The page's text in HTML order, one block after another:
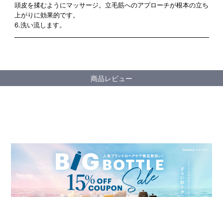
頭皮を揉むようにマッサージ。立毛筋へのアプローチが根本の立ち
上がりに効果的です。
6.洗い流します。
商品レビュー